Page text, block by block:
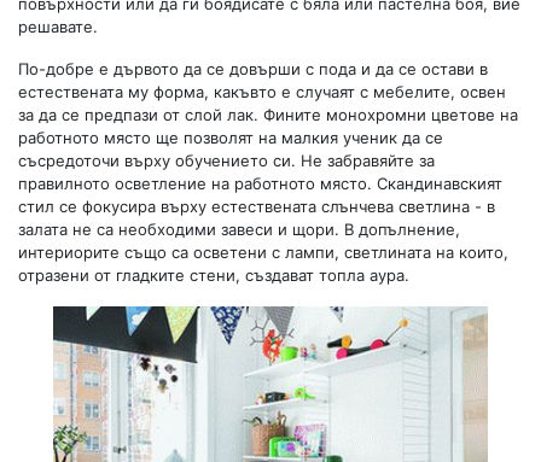
решавате.
По-добре е дървото да се довърши с пода и да се остави в
естествената му форма, какъвто е случаят с мебелите, освен
за да се предпази от слой лак. Фините монохромни цветове на
работното място ще позволят на малкия ученик да се
съсредоточи върху обучението си. Не забравяйте за
правилното осветление на работното място. Скандинавският
стил се фокусира върху естествената слънчева светлина - в
залата не са необходими завеси и щори. В допълнение,
интериорите също са осветени с лампи, светлината на които,
отразени от гладките стени, създават топла аура.